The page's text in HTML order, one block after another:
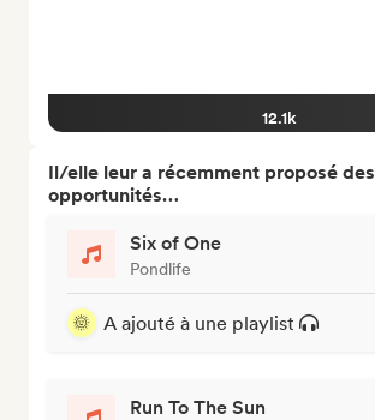
12.1k
Il/elle leur a récemment proposé des
opportunités…
Six of One
Pondlife
A ajouté à une playlist
Run To The Sun